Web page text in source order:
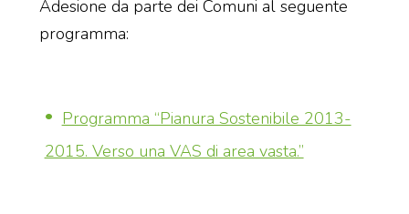
Adesione da parte dei Comuni al seguente
programma:
Programma “Pianura Sostenibile 2013-
2015. Verso una VAS di area vasta.”